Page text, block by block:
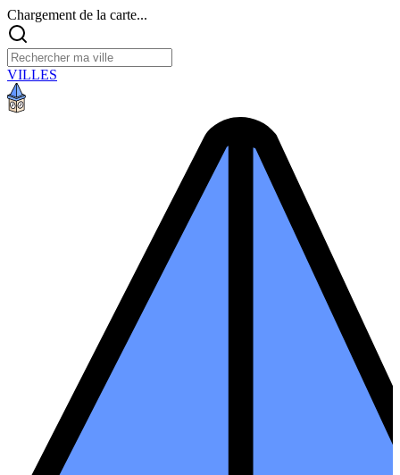
Chargement de la carte...
VILLES